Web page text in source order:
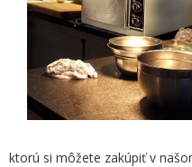
ktorú si môžete zakúpiť v